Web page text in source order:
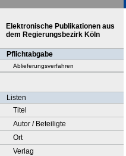
Elektronische Publikationen aus
dem Regierungsbezirk Köln
Pflichtabgabe
Ablieferungsverfahren
Listen
Titel
Autor / Beteiligte
Ort
Verlag